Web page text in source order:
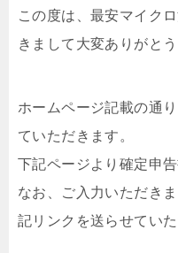
この度は、最安マイク
きまして大変ありがとう
ホームページ記載の通
ていただきます。
下記ページより確定申
なお、ご入力いただき
記リンクを送らせてい